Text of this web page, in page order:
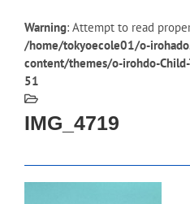
Warning: Attempt to read
/home/tokyoecole01/o-
content/themes/o-irohdo-
51
IMG_4719